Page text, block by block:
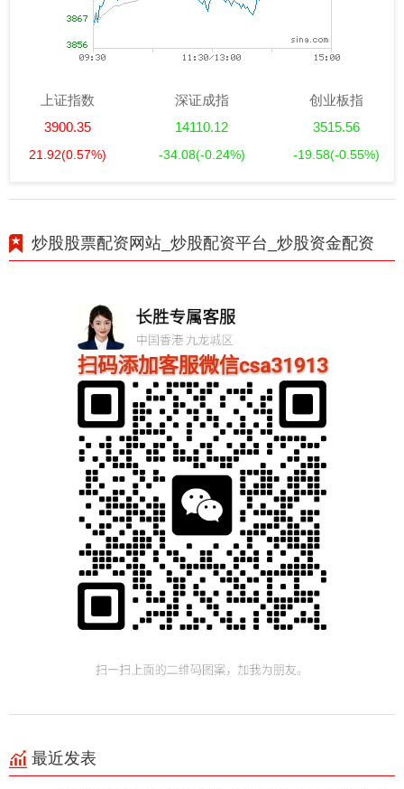
上证指数
3900.35
21.92(0.57%)
深证成指
14110.12
-34.08(-0.24%)
创业板指
3515.56
-19.58(-0.55%)
炒股股票配资网站_炒股配资平台_炒股资金配资
最近发表